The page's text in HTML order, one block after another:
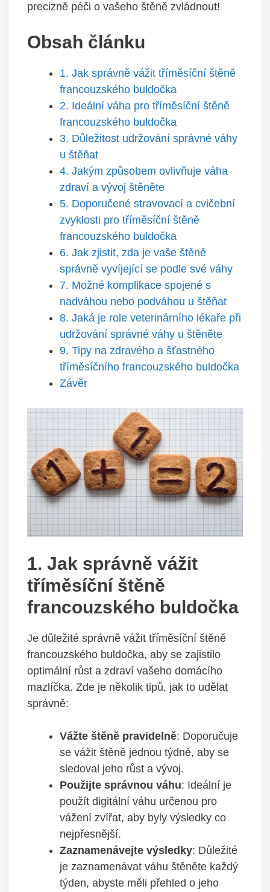
precizně péči o vašeho štěně zvládnout!
Obsah článku
1. Jak správně vážit tříměsíční štěně
francouzského buldočka
2. Ideální váha pro tříměsíční štěně
francouzského buldočka
3. Důležitost udržování správné váhy
u štěňat
4. Jakým způsobem ovlivňuje váha
zdraví a vývoj štěněte
5. Doporučené stravovací a cvičební
zvyklosti pro tříměsíční štěně
francouzského buldočka
6. Jak zjistit, zda je vaše štěně
správně vyvíjející se podle své váhy
7. Možné komplikace spojené s
nadváhou nebo podváhou u štěňat
8. Jaká je role veterinárního lékaře při
udržování správné váhy u štěněte
9. Tipy na zdravého a šťastného
tříměsíčního francouzského buldočka
Závěr
1. Jak správně vážit
tříměsíční štěně
francouzského buldočka
Je důležité správně vážit tříměsíční štěně
francouzského buldočka, aby se zajistilo
optimální růst a zdraví vašeho domácího
mazlíčka. Zde je několik tipů, jak to udělat
správně:
Vážte štěně pravidelně: Doporučuje
se vážit štěně jednou týdně, aby se
sledoval jeho růst a vývoj.
Použijte správnou váhu: Ideální je
použít digitální váhu určenou pro
vážení zvířat, aby byly výsledky co
nejpřesnější.
Zaznamenávejte výsledky: Důležité
je zaznamenávat váhu štěněte každý
týden, abyste měli přehled o jeho